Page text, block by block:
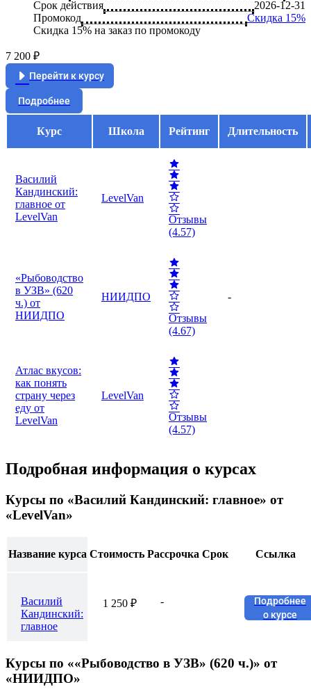
Срок действия
2026-12-31
Промокод
Скидка 15%
Скидка 15% на заказ по промокоду
7 200 ₽
Перейти к курсу
Подробнее
Курс Школа Рейтинг Длительность
Василий
Кандинский:
главное от
LevelVan
LevelVan
Отзывы
(4.57)
«Рыбоводство
в УЗВ» (620
ч.) от
НИИДПО
НИИДПО
Отзывы
(4.67)
-
Атлас вкусов:
как понять
страну через
еду от
LevelVan
LevelVan
Отзывы
(4.57)
Подробная информация о курсах
Курсы по «Василий Кандинский: главное» от
«LevelVan»
Название курса Стоимость Рассрочка Срок Ссылка
Василий
Кандинский:
главное
1 250 ₽ -
Подробнее
о курсе
Курсы по ««Рыбоводство в УЗВ» (620 ч.)» от
«НИИДПО»